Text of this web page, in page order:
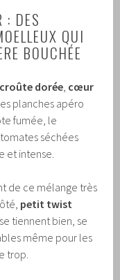
: DES
QUI
BOUCHÉE
croûte dorée, cœur
planches apéro
fumée, le
séchées
et intense.
de ce mélange très
petit twist
tiennent bien, se
même pour les
trop.